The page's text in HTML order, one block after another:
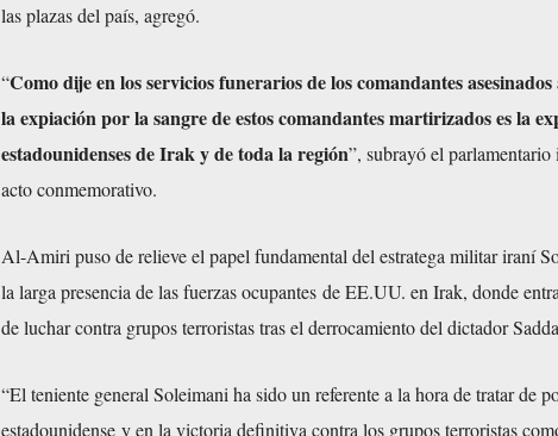
las plazas del país, agregó.
“Como dije en los servicios funerarios de los comandantes
la expiación por la sangre de estos comandantes martirizados es la
estadounidenses de Irak y de toda la región”, subrayó el parlamentario
acto conmemorativo.
Al-Amiri puso de relieve el papel fundamental del estratega militar iraní
la larga presencia de las fuerzas ocupantes de EE.UU. en Irak, donde
de luchar contra grupos terroristas tras el derrocamiento del dictador
“El teniente general Soleimani ha sido un referente a la hora de tratar de
estadounidense y en la victoria definitiva contra los grupos terroristas